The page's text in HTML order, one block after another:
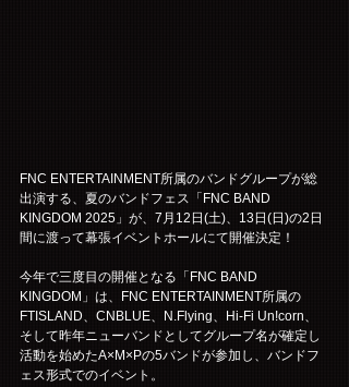
FNC ENTERTAINMENT所属のバンドグループが総
出演する、夏のバンドフェス「FNC BAND
KINGDOM 2025」が、7月12日(土)、13日(日)の2日
間に渡って幕張イベントホールにて開催決定！
今年で三度目の開催となる「FNC BAND
KINGDOM」は、FNC ENTERTAINMENT所属の
FTISLAND、CNBLUE、N.Flying、Hi-Fi Un!corn、
そして昨年ニューバンドとしてグループ名が確定し
活動を始めたA×M×Pの5バンドが参加し、バンドフ
ェス形式でのイベント。